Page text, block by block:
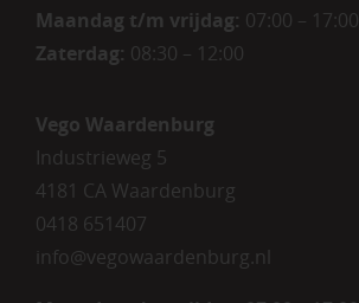
Maandag t/m vrijdag: 07:00 – 17:00
Zaterdag: 08:30 – 12:00
Vego Waardenburg
Industrieweg 5
4181 CA Waardenburg
0418 651407
info@vegowaardenburg.nl